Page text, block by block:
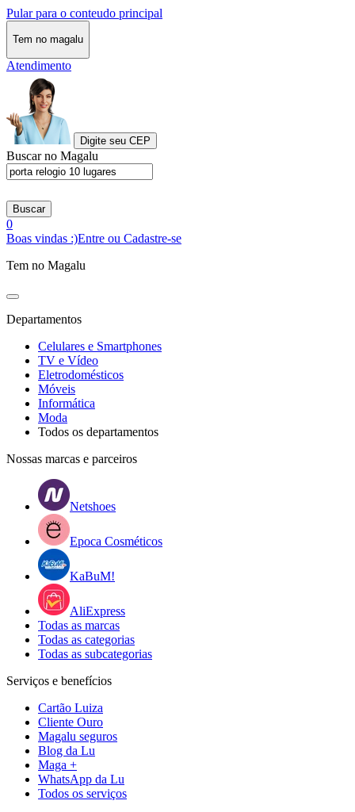
Pular para o conteudo principal
Tem no magalu
Atendimento
Digite seu CEP
Buscar no Magalu
Buscar
0
Boas vindas :)Entre ou Cadastre-se
Tem no Magalu
Departamentos
Celulares e Smartphones
TV e Vídeo
Eletrodomésticos
Móveis
Informática
Moda
Todos os departamentos
Nossas marcas e parceiros
Netshoes
Epoca Cosméticos
KaBuM!
AliExpress
Todas as marcas
Todas as categorias
Todas as subcategorias
Serviços e benefícios
Cartão Luiza
Cliente Ouro
Magalu seguros
Blog da Lu
Maga +
WhatsApp da Lu
Todos os serviços